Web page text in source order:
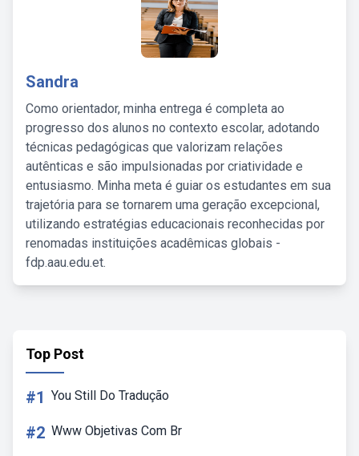
Sandra
Como orientador, minha entrega é completa ao
progresso dos alunos no contexto escolar, adotando
técnicas pedagógicas que valorizam relações
autênticas e são impulsionadas por criatividade e
entusiasmo. Minha meta é guiar os estudantes em sua
trajetória para se tornarem uma geração excepcional,
utilizando estratégias educacionais reconhecidas por
renomadas instituições acadêmicas globais -
fdp.aau.edu.et.
Top Post
#1 You Still Do Tradução
#2 Www Objetivas Com Br